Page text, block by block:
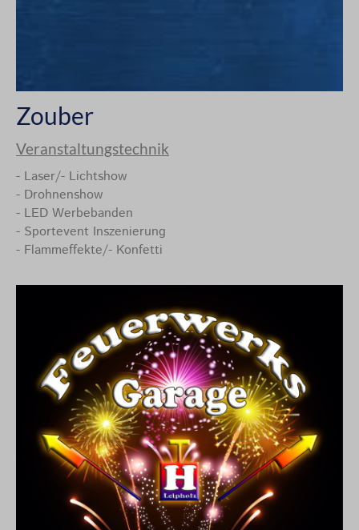
Zouber
Veranstaltungstechnik
- Laser/- Lichtshow
- Drohnenshow
- LED Werbebanden
- Sportevent Inszenierung
- Flammeffekte/- Konfetti